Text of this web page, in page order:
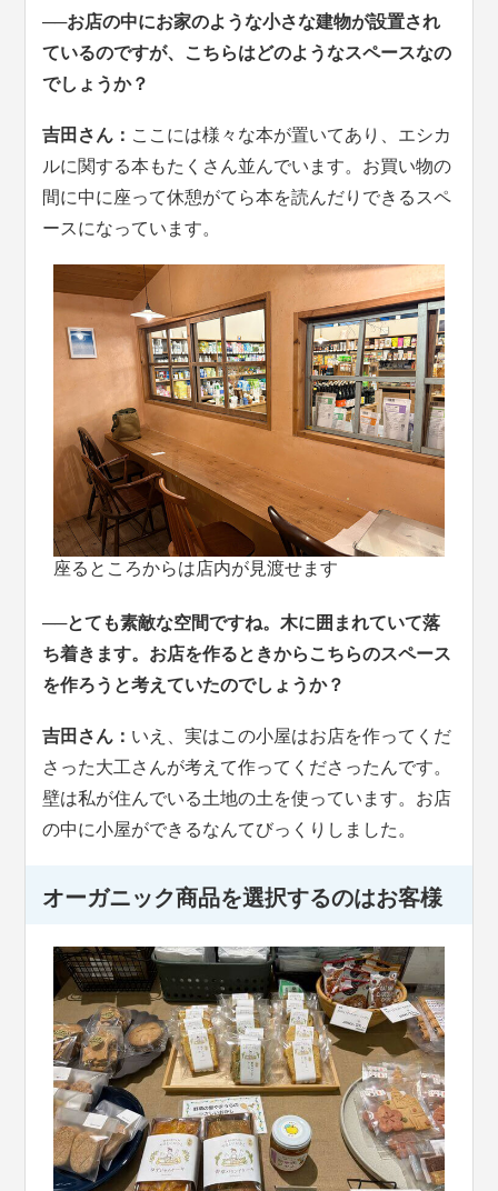
──お店の中にお家のような小さな建物が設置され
ているのですが、こちらはどのようなスペースなの
でしょうか？
吉田さん： ここには様々な本が置いてあり、エシカ
ルに関する本もたくさん並んでいます。お買い物の
間に中に座って休憩がてら本を読んだりできるスペ
ースになっています。
座るところからは店内が見渡せます
──とても素敵な空間ですね。木に囲まれていて落
ち着きます。お店を作るときからこちらのスペース
を作ろうと考えていたのでしょうか？
吉田さん： いえ、実はこの小屋はお店を作ってくだ
さった大工さんが考えて作ってくださったんです。
壁は私が住んでいる土地の土を使っています。お店
の中に小屋ができるなんてびっくりしました。
オーガニック商品を選択するのはお客様